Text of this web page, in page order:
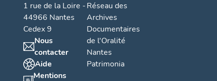
1 rue de la Loire -
44966 Nantes
Cedex 9
Nous
contacter
Aide
Mentions
Réseau des
Archives
Documentaires
de l'Oralité
Nantes
Patrimonia